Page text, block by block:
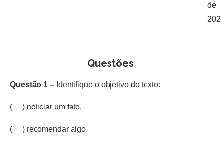
de
Questões
Questão 1 – Identifique o objetivo do texto:
( ) noticiar um fato.
( ) recomendar algo.